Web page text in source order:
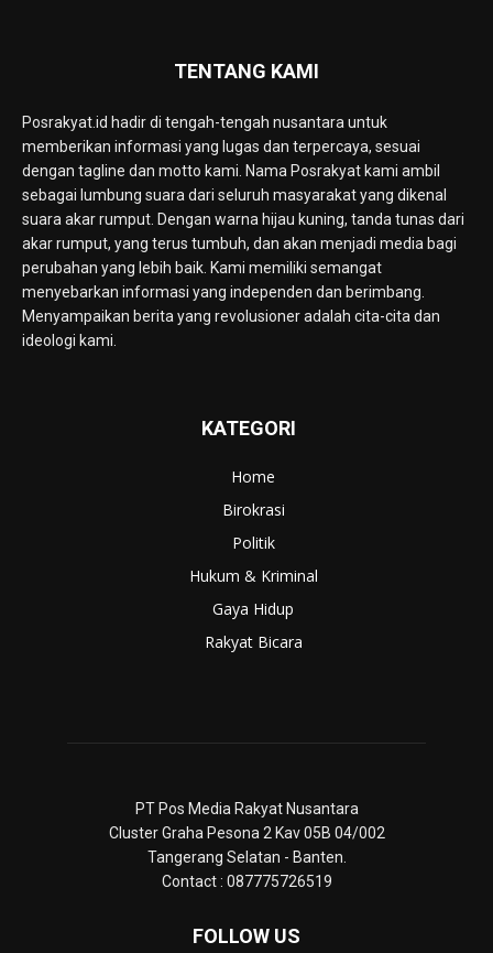
TENTANG KAMI
Posrakyat.id hadir di tengah-tengah nusantara untuk
memberikan informasi yang lugas dan terpercaya, sesuai
dengan tagline dan motto kami. Nama Posrakyat kami ambil
sebagai lumbung suara dari seluruh masyarakat yang dikenal
suara akar rumput. Dengan warna hijau kuning, tanda tunas dari
akar rumput, yang terus tumbuh, dan akan menjadi media bagi
perubahan yang lebih baik. Kami memiliki semangat
menyebarkan informasi yang independen dan berimbang.
Menyampaikan berita yang revolusioner adalah cita-cita dan
ideologi kami.
KATEGORI
Home
Birokrasi
Politik
Hukum & Kriminal
Gaya Hidup
Rakyat Bicara
PT Pos Media Rakyat Nusantara
Cluster Graha Pesona 2 Kav 05B 04/002
Tangerang Selatan - Banten.
Contact : 087775726519
FOLLOW US